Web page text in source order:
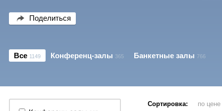
Поделиться
Все 1149 Конференц-залы 365 Банкетные залы 766
Сортировка:
по цене